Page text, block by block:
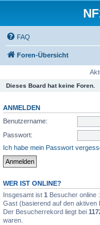
FAQ
Foren-Übersicht
Dieses Board hat keine Foren.
ANMELDEN
Benutzername:
Passwort:
Ich habe mein Passwort
WER IST ONLINE?
Insgesamt ist 1 Besucher online
Gast (basierend auf den aktiven
Der Besucherrekord liegt bei
waren.